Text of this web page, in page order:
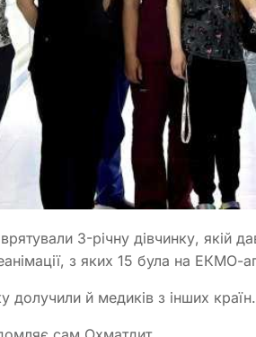
3-річну дівчинку, якій
з яких 15 була на ЕКМО-
долучили й медиків з інших країн.